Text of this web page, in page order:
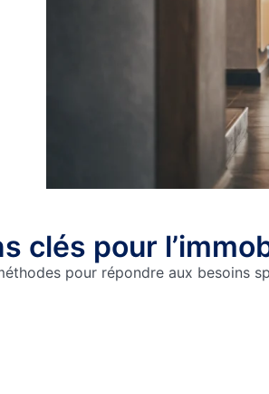
clés pour
pour répondre aux besoins